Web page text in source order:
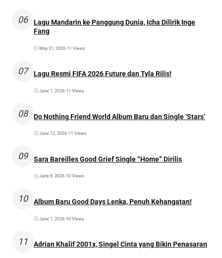
06
Lagu Mandarin ke Panggung Dunia, Icha Dilirik Inge
Fang
May 31, 2026•11 Views
07 Lagu Resmi FIFA 2026 Future dan Tyla Rilis!
June 1, 2026•11 Views
08 Do Nothing Friend World Album Baru dan Single ‘Stars’
June 12, 2026•11 Views
09 Sara Bareilles Good Grief Single “Home” Dirilis
June 8, 2026•10 Views
10 Album Baru Good Days Lenka, Penuh Kehangatan!
June 1, 2026•10 Views
11 Adrian Khalif 2001x, Singel Cinta yang Bikin Penasaran